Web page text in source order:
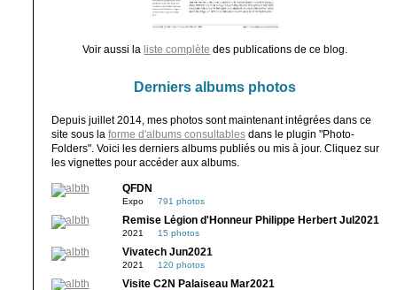
Voir aussi la liste complète des publications de ce blog.
Derniers albums photos
Depuis juillet 2014, mes photos sont maintenant intégrées dans ce
site sous la forme d'albums consultablesdans le plugin "Photo-
Folders". Voici les derniers albums publiés ou mis à jour. Cliquez sur
les vignettes pour accéder aux albums.
QFDN
Expo 791 photos
Remise Légion d'Honneur Philippe Herbert Jul2021
2021 15 photos
Vivatech Jun2021
2021 120 photos
Visite C2N Palaiseau Mar2021